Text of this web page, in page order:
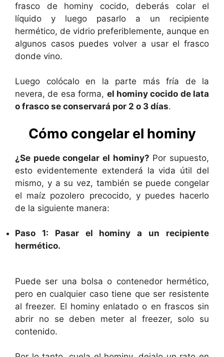
frasco de hominy cocido, deberás colar el
líquido y luego pasarlo a un recipiente
hermético, de vidrio preferiblemente, aunque en
algunos casos puedes volver a usar el frasco
donde vino.
Luego colócalo en la parte más fría de la
nevera, de esa forma, el hominy cocido de lata
o frasco se conservará por 2 o 3 días.
Cómo congelar el hominy
¿Se puede congelar el hominy? Por supuesto,
esto evidentemente extenderá la vida útil del
mismo, y a su vez, también se puede congelar
el maíz pozolero precocido, y puedes hacerlo
de la siguiente manera:
Paso 1: Pasar el hominy a un recipiente
hermético.
Puede ser una bolsa o contenedor hermético,
pero en cualquier caso tiene que ser resistente
al freezer. El hominy enlatado o en frascos sin
abrir no se deben meter al freezer, solo su
contenido.